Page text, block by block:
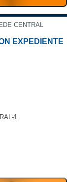
CENTRAL
EXPEDIENTE
1